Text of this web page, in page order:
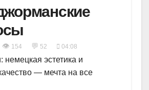
👁 154 💬 52 04:08
эстетика и
— мечта на все